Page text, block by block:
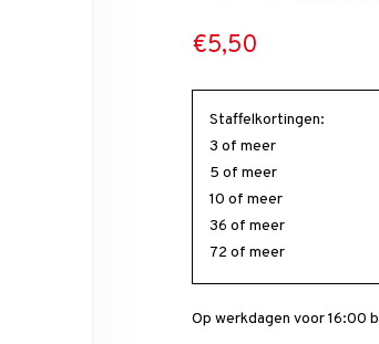
€5,50
Staffelkortingen:
3 of meer
5 of meer
10 of meer
36 of meer
72 of meer
Op werkdagen voor 16:00